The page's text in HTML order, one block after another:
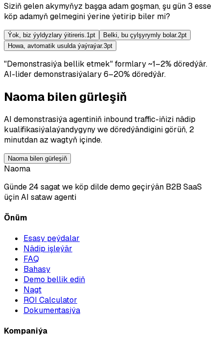
Siziň gelen akymyňyz başga adam goşman, şu gün 3 esse
köp adamyň gelmegini ýerine ýetirip biler mi?
Ýok, biz ýyldyzlary ýitireris. 1 pt Belki, bu çylşyrymly bolar. 2pt
Howa, avtomatik usulda ýaýraýar.3pt
"Demonstrasiýa bellik etmek" formlary ~1–2% döredýär.
AI-lider demonstrasiýalary 6–20% döredýär.
Naoma bilen gürleşiň
AI demonstrasiýa agentiniň inbound traffic-iňizi nädip
kualifikasiýalaýandygyny we döredýändigini görüň, 2
minutdan az wagtyň içinde.
Naoma bilen gürleşiň
Naoma
Günde 24 sagat we köp dilde demo geçirýän B2B SaaS
üçin AI sataw agenti
Önüm
Esasy peýdalar
Nädip işleýär
FAQ
Bahasy
Demo bellik ediň
Nagt
ROI Calculator
Dokumentasiýa
Kompaniýa